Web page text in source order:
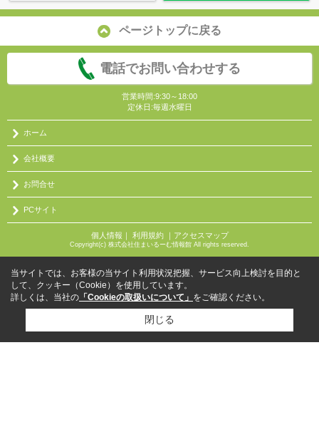
ページトップに戻る
電話でお問い合わせする
営業時間:9:30～18:00
定休日:毎週水曜日
ホーム
会社概要
お問合せ
PCサイト
個人情報 利用規約｜ アクセスマップ
Copyright(c) 株式会社住まいるーむ情報館 All rights reserved.
当サイトでは、お客様の当サイト利用状況把握、サービス向上検討を目的と
して、クッキー（Cookie）を使用しています。
詳しくは、当社の 「Cookieの取扱いについて」 をご確認ください。
閉じる